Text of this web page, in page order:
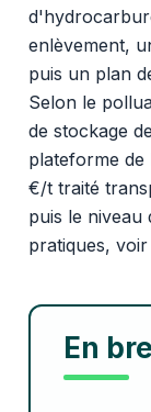
enlèvement,
puis un plan
Selon le
de stockage
plateforme de
€/t traité
puis le niveau
pratiques,
En